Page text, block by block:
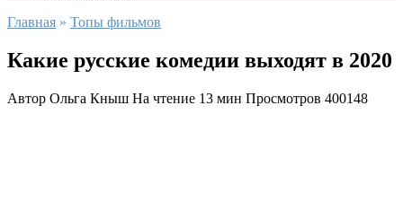
Главная » Топы фильмов
Какие русские комедии выходят в 2020
Автор Ольга Кныш На чтение 13 мин Просмотров 400148